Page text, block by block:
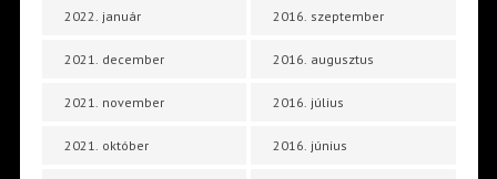
2022. január
2021. december
2021. november
2021. október
2016. szeptember
2016. augusztus
2016. július
2016. június